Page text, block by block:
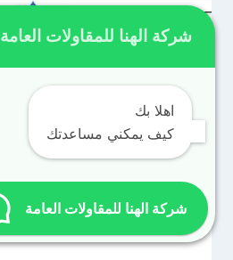
شركة الهنا للمقاولات العامة
اهلا بك
كيف يمكني مساعدتك
شركة الهنا للمقاولات العامة